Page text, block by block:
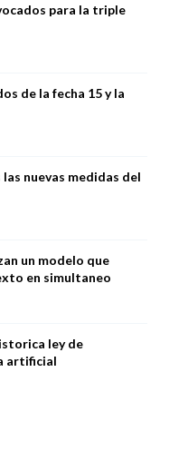
para la triple
de la fecha 15 y la
nuevas medidas del
un modelo que
en simultaneo
ley de
artificial